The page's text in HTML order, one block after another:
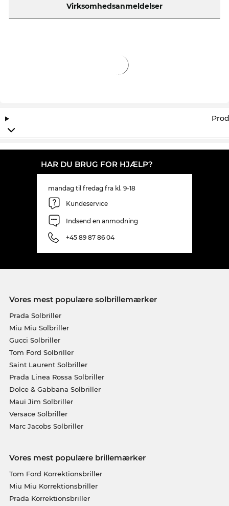
Virksomhedsanmeldelser
HAR DU BRUG FOR HJÆLP?
mandag til fredag fra kl. 9-18
Kundeservice
Indsend en anmodning
+45 89 87 86 04
Vores mest populære solbrillemærker
Prada Solbriller
Miu Miu Solbriller
Gucci Solbriller
Tom Ford Solbriller
Saint Laurent Solbriller
Prada Linea Rossa Solbriller
Dolce & Gabbana Solbriller
Maui Jim Solbriller
Versace Solbriller
Marc Jacobs Solbriller
Vores mest populære brillemærker
Tom Ford Korrektionsbriller
Miu Miu Korrektionsbriller
Prada Korrektionsbriller